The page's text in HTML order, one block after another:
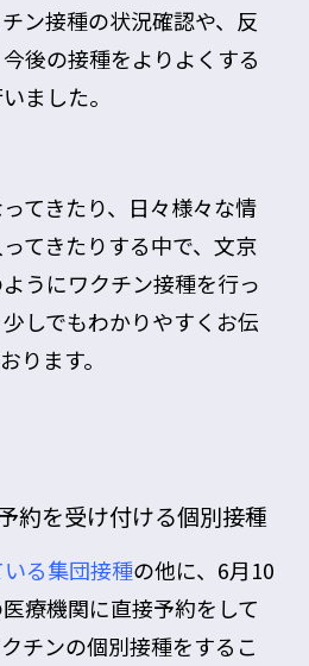
ン接種の状況確認や、反
後の接種をよりよくする
ました。
てきたり、日々様々な情
てきたりする中で、文京
うにワクチン接種を行っ
しでもわかりやすくお伝
ります。
約を受け付ける個別接種
る集団接種の他に、6月10
医療機関に直接予約をして
チンの個別接種をするこ